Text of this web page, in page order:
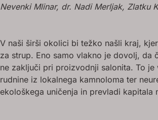
Nevenki Mlinar, dr. Nadi Merljak, Zlatku
V naši širši okolici bi težko našli kraj,
za strup. Eno samo vlakno je dovolj, da
ne zaključi pri proizvodnji salonita. To
rudnine iz lokalnega kamnoloma ter
ekološkega uničenja in prevladi